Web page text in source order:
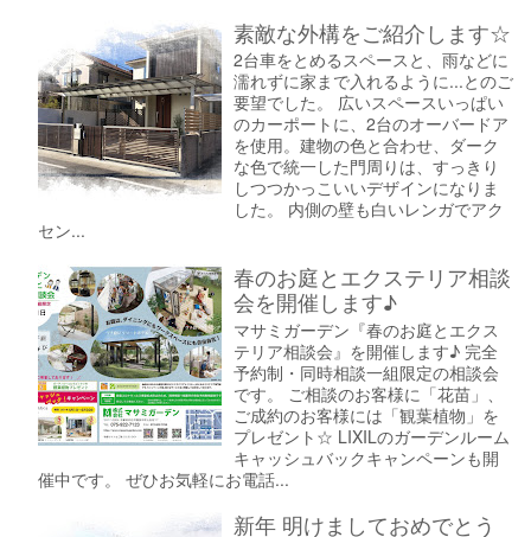
素敵な外構をご紹介します☆
2台車をとめるスペースと、雨などに
濡れずに家まで入れるように...とのご
要望でした。 広いスペースいっぱい
のカーポートに、2台のオーバードア
を使用。建物の色と合わせ、ダーク
な色で統一した門周りは、すっきり
しつつかっこいいデザインになりま
した。 内側の壁も白いレンガでアク
セン...
春のお庭とエクステリア相談
会を開催します♪
マサミガーデン『春のお庭とエクス
テリア相談会』を開催します♪ 完全
予約制・同時相談一組限定の相談会
です。 ご相談のお客様に「花苗」、
ご成約のお客様には「観葉植物」を
プレゼント☆ LIXILのガーデンルーム
キャッシュバックキャンペーンも開
催中です。 ぜひお気軽にお電話...
新年 明けましておめでとう